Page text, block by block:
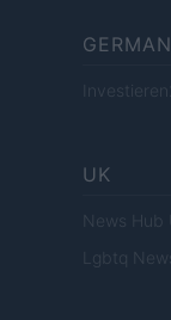
UK
News Hub
Lgbtq News